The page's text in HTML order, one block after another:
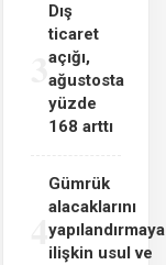
3
Dış
ticaret
açığı,
ağustosta
yüzde
168 arttı
4
Gümrük
alacaklarını
yapılandırmaya
ilişkin usul ve